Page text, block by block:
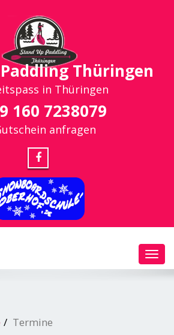
Thüringen
in Thüringen
160 7238079
anfragen
Termine